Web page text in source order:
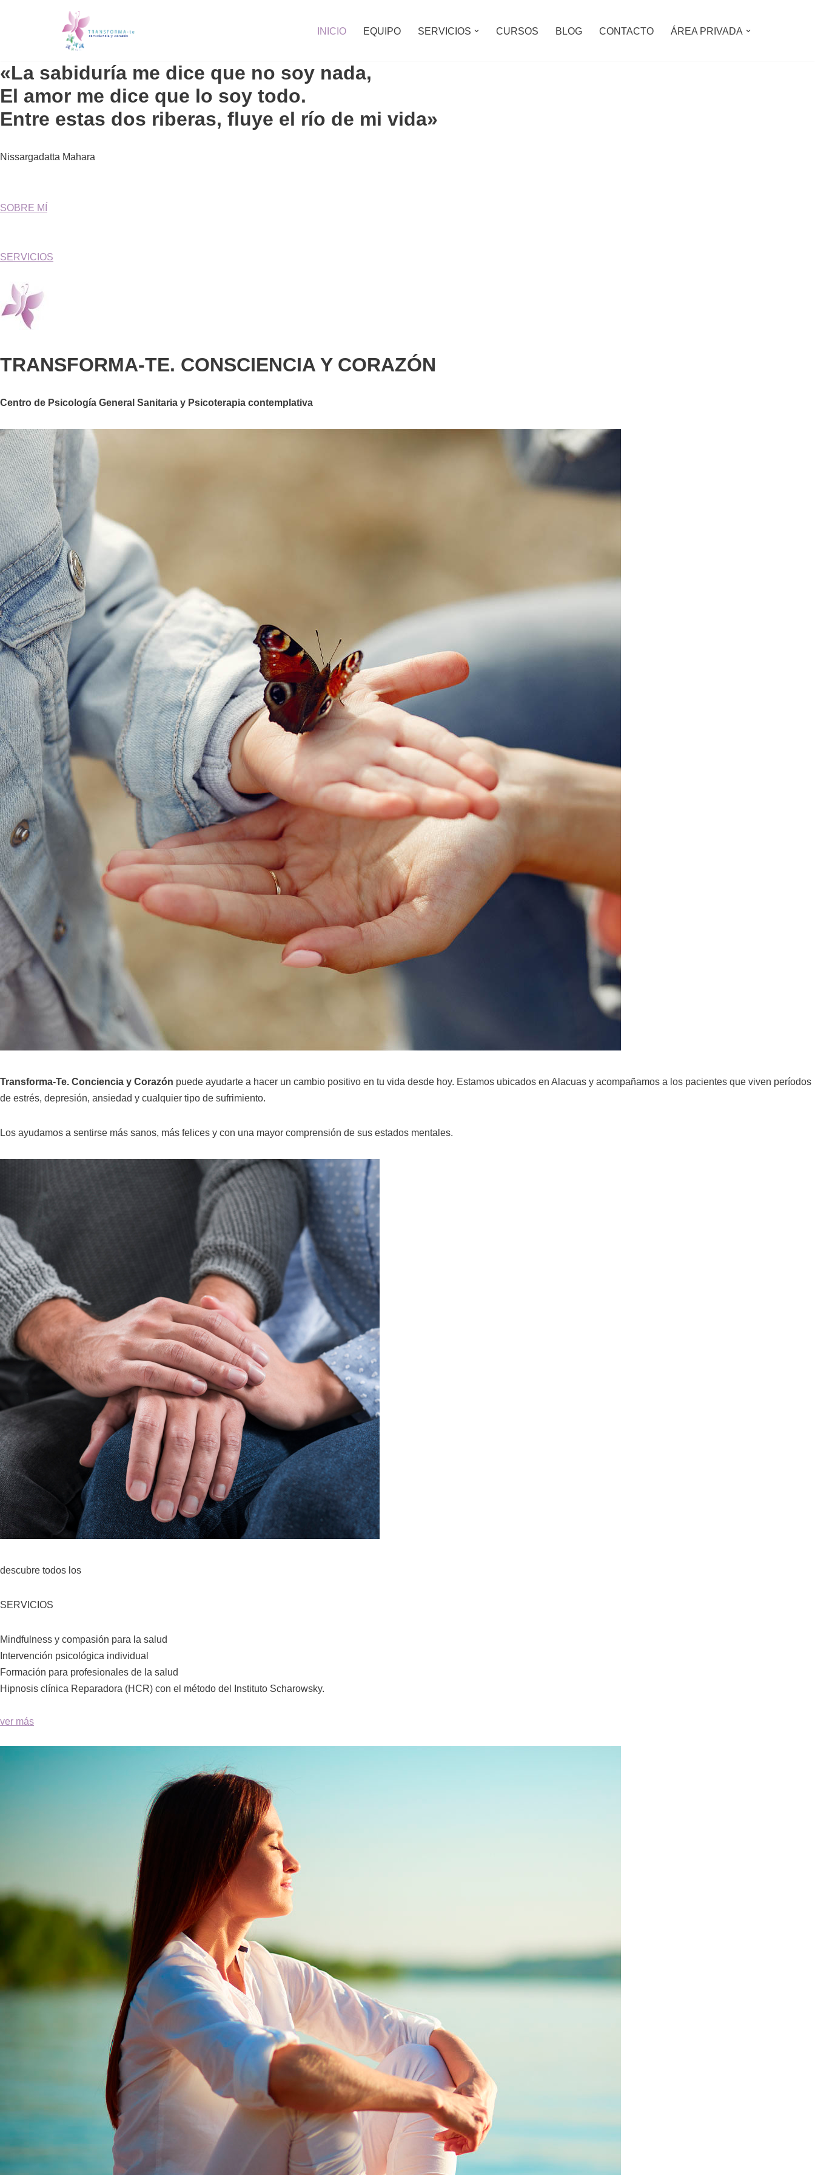
contenido
INICIO EQUIPO SERVICIOS CURSOS BLOG CONTACTO ÁREA PRIVADA
«La sabiduría me dice que no soy nada,
El amor me dice que lo soy todo.
Entre estas dos riberas, fluye el río de mi vida»
Nissargadatta Mahara
SOBRE MÍ
SERVICIOS
TRANSFORMA-TE. CONSCIENCIA Y CORAZÓN
Centro de Psicología General Sanitaria y Psicoterapia contemplativa
Transforma-Te. Conciencia y Corazón puede ayudarte a hacer un cambio positivo en tu vida desde hoy. Estamos ubicados en Alacuas y acompañamos a los pacientes que viven períodos
de estrés, depresión, ansiedad y cualquier tipo de sufrimiento.
Los ayudamos a sentirse más sanos, más felices y con una mayor comprensión de sus estados mentales.
descubre todos los
SERVICIOS
Mindfulness y compasión para la salud
Intervención psicológica individual
Formación para profesionales de la salud
Hipnosis clínica Reparadora (HCR) con el método del Instituto Scharowsky.
ver más